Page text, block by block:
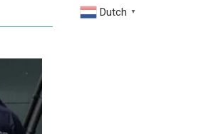
Dutch ▼